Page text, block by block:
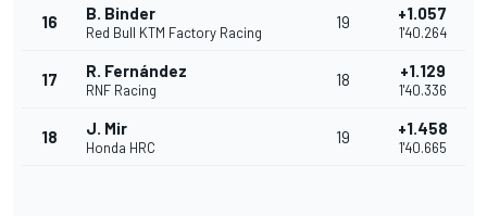
16 B. Binder
Red Bull KTM Factory Racing
19 +1.057
1'40.264
17 R. Fernández
RNF Racing
18 +1.129
1'40.336
18 J. Mir
Honda HRC
19 +1.458
1'40.665